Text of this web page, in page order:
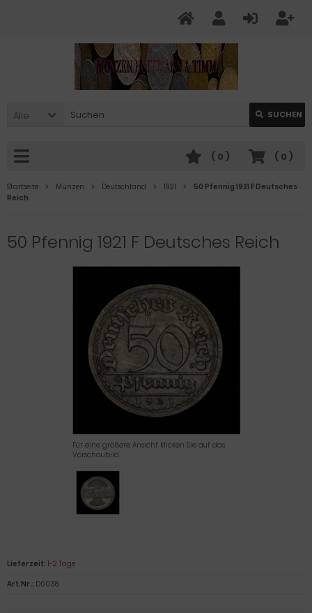
Alle SUCHEN
( 0 )
( 0 )
Startseite Münzen Deutschland 1921
50 Pfennig 1921 F Deutsches
Reich
50 Pfennig 1921 F Deutsches Reich
Für eine größere Ansicht klicken Sie auf das
Vorschaubild
Lieferzeit: 1-2 Tage
Art.Nr.: D0038